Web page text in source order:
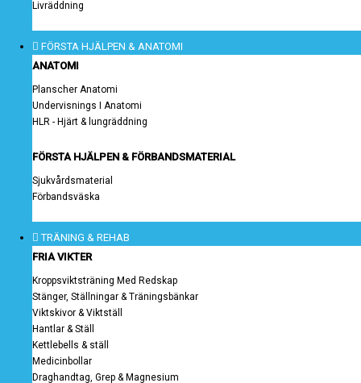
Livräddning
FÖRSTA HJÄLPEN & ANATOMI
ANATOMI
Planscher Anatomi
Undervisnings I Anatomi
HLR - Hjärt & lungräddning
FÖRSTA HJÄLPEN & FÖRBANDSMATERIAL
Sjukvårdsmaterial
Förbandsväska
TRÄNING & REHAB
FRIA VIKTER
Kroppsviktsträning Med Redskap
Stänger, Ställningar & Träningsbänkar
Viktskivor & Viktställ
Hantlar & Ställ
Kettlebells & ställ
Medicinbollar
Draghandtag, Grep & Magnesium